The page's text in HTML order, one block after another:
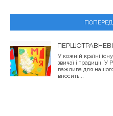
У кожній країні
звичаї і традиції. У
важлива для
вносить...